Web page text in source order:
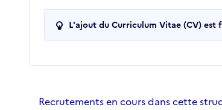
L'ajout du Curriculum Vitae (CV)
Recrutements de la structure
Recrutements en cours dans cette